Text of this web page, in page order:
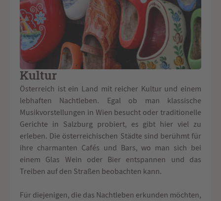
Kultur
Österreich ist ein Land mit reicher Kultur und einem
lebhaften Nachtleben. Egal ob man klassische
Musikvorstellungen in Wien besucht oder traditionelle
Gerichte in Salzburg probiert, es gibt hier viel zu
erleben. Die österreichischen Städte sind berühmt für
ihre charmanten Cafés und Bars, wo man sich bei
einem Glas Wein oder Bier entspannen und das
Treiben auf den Straßen beobachten kann.
Für diejenigen, die das Nachtleben erkunden möchten,